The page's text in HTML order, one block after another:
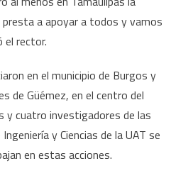
a apoyar a todos y vamos
el rector.
en el municipio de Burgos y
de Güémez, en el centro del
cuatro investigadores de las
y Ciencias de la UAT se
en estas acciones.